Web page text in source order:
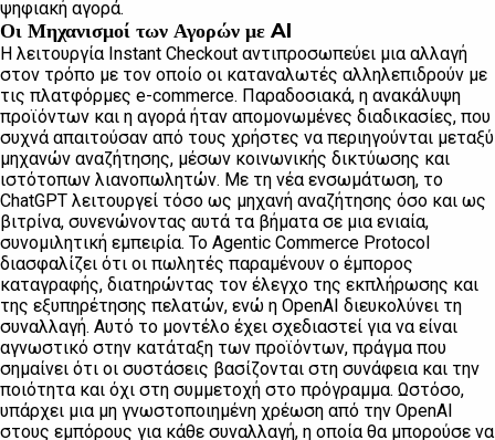
ψηφιακή αγορά.
Οι Μηχανισμοί των Αγορών με AI
Η λειτουργία Instant Checkout αντιπροσωπεύει μια αλλαγή
στον τρόπο με τον οποίο οι καταναλωτές αλληλεπιδρούν με
τις πλατφόρμες e-commerce. Παραδοσιακά, η ανακάλυψη
προϊόντων και η αγορά ήταν απομονωμένες διαδικασίες, που
συχνά απαιτούσαν από τους χρήστες να περιηγούνται μεταξύ
μηχανών αναζήτησης, μέσων κοινωνικής δικτύωσης και
ιστότοπων λιανοπωλητών. Με τη νέα ενσωμάτωση, το
ChatGPT λειτουργεί τόσο ως μηχανή αναζήτησης όσο και ως
βιτρίνα, συνενώνοντας αυτά τα βήματα σε μια ενιαία,
συνομιλητική εμπειρία. Το Agentic Commerce Protocol
διασφαλίζει ότι οι πωλητές παραμένουν ο έμπορος
καταγραφής, διατηρώντας τον έλεγχο της εκπλήρωσης και
της εξυπηρέτησης πελατών, ενώ η OpenAI διευκολύνει τη
συναλλαγή. Αυτό το μοντέλο έχει σχεδιαστεί για να είναι
αγνωστικό στην κατάταξη των προϊόντων, πράγμα που
σημαίνει ότι οι συστάσεις βασίζονται στη συνάφεια και την
ποιότητα και όχι στη συμμετοχή στο πρόγραμμα. Ωστόσο,
υπάρχει μια μη γνωστοποιημένη χρέωση από την OpenAI
στους εμπόρους για κάθε συναλλαγή, η οποία θα μπορούσε να